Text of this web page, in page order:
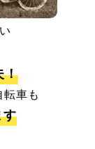
！
車も
す